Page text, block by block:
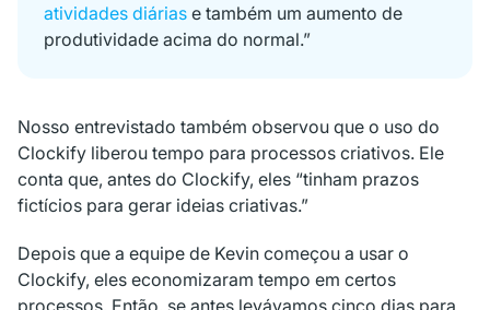
atividades diárias e também um aumento de
produtividade acima do normal.”
Nosso entrevistado também observou que o uso do
Clockify liberou tempo para processos criativos. Ele
conta que, antes do Clockify, eles “tinham prazos
fictícios para gerar ideias criativas.”
Depois que a equipe de Kevin começou a usar o
Clockify, eles economizaram tempo em certos